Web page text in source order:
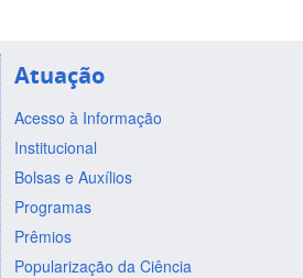
Atuação
Acesso à Informação
Institucional
Bolsas e Auxílios
Programas
Prêmios
Popularização da Ciência